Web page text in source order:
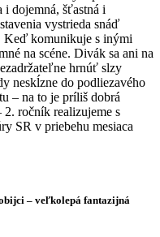
i dojemná, šťastná i
vystrieda snáď
Keď komunikuje s inými
na scéne. Divák sa ani na
hrnúť slzy
neskĺzne do podliezavého
– na to je príliš dobrá
2. ročník realizujeme s
SR v priebehu mesiaca
– veľkolepá fantazijná